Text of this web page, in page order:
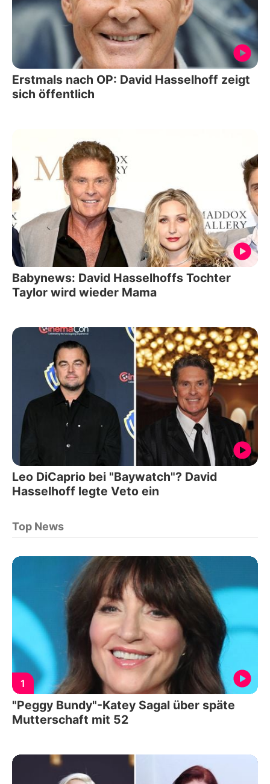
Erstmals nach OP: David Hasselhoff zeigt
sich öffentlich
Babynews: David Hasselhoffs Tochter
Taylor wird wieder Mama
Leo DiCaprio bei "Baywatch"? David
Hasselhoff legte Veto ein
Top News
1
"Peggy Bundy"-Katey Sagal über späte
Mutterschaft mit 52